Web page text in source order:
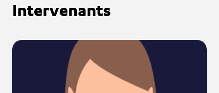
Intervenants